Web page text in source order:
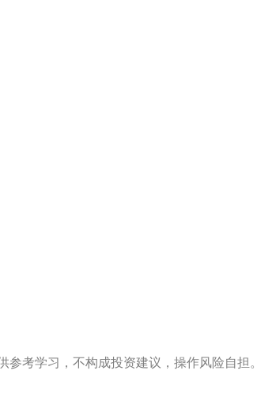
参考学习，不构成投资建议，操作风险自担。